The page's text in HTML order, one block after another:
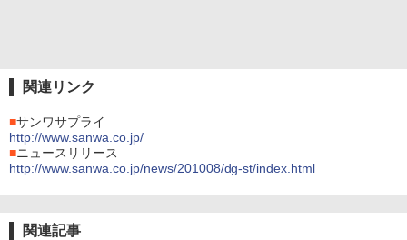
関連リンク
■サンワサプライ
http://www.sanwa.co.jp/
■ニュースリリース
http://www.sanwa.co.jp/news/201008/dg-st/index.html
関連記事